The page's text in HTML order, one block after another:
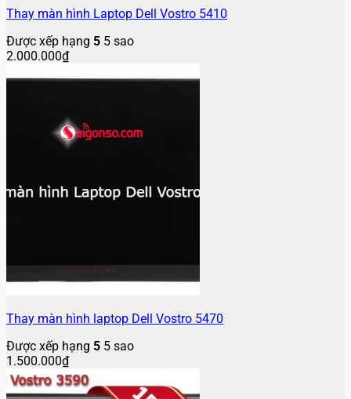
Thay màn hình Laptop Dell Vostro 5410
Được xếp hạng 5 5 sao
2.000.000₫
Thay màn hình laptop Dell Vostro 5470
Được xếp hạng 5 5 sao
1.500.000₫